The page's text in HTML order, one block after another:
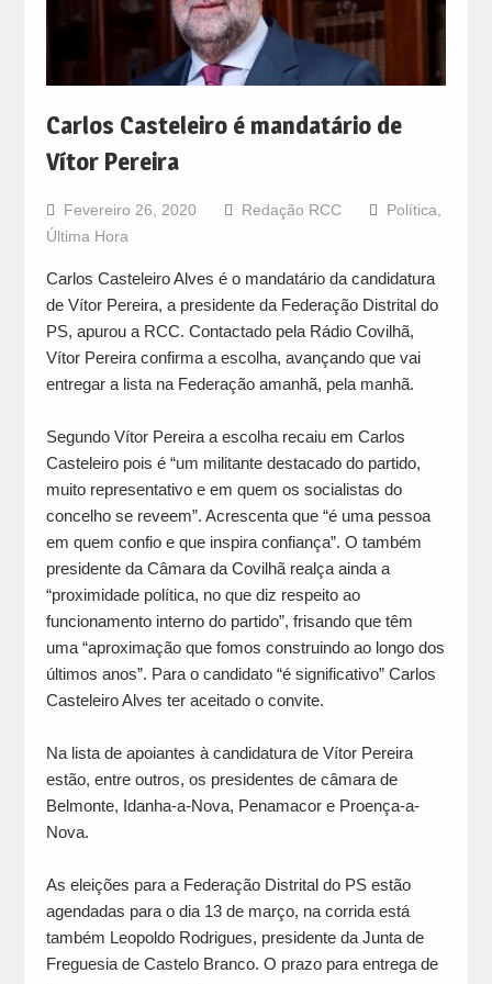
Carlos Casteleiro é mandatário de
Vítor Pereira
Fevereiro 26, 2020 Redação RCC Política
Última Hora
Carlos Casteleiro Alves é o mandatário da candidatura
de Vítor Pereira, a presidente da Federação Distrital do
PS, apurou a RCC. Contactado pela Rádio Covilhã,
Vítor Pereira confirma a escolha, avançando que vai
entregar a lista na Federação amanhã, pela manhã.
Segundo Vítor Pereira a escolha recaiu em Carlos
Casteleiro pois é “um militante destacado do partido,
muito representativo e em quem os socialistas do
concelho se reveem”. Acrescenta que “é uma pessoa
em quem confio e que inspira confiança”. O também
presidente da Câmara da Covilhã realça ainda a
“proximidade política, no que diz respeito ao
funcionamento interno do partido”, frisando que têm
uma “aproximação que fomos construindo ao longo dos
últimos anos”. Para o candidato “é significativo” Carlos
Casteleiro Alves ter aceitado o convite.
Na lista de apoiantes à candidatura de Vítor Pereira
estão, entre outros, os presidentes de câmara de
Belmonte, Idanha-a-Nova, Penamacor e Proença-a-
Nova.
As eleições para a Federação Distrital do PS estão
agendadas para o dia 13 de março, na corrida está
também Leopoldo Rodrigues, presidente da Junta de
Freguesia de Castelo Branco. O prazo para entrega de